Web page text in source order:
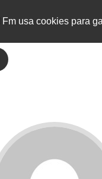
usa cookies para